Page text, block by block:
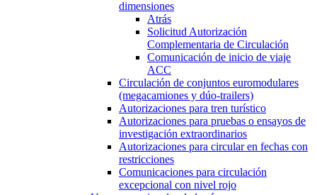
dimensiones
Atrás
Solicitud Autorización
Complementaria de Circulación
Comunicación de inicio de viaje
ACC
Circulación de conjuntos euromodulares
(megacamiones y dúo-trailers)
Autorizaciones para tren turístico
Autorizaciones para pruebas o ensayos de
investigación extraordinarios
Autorizaciones para circular en fechas con
restricciones
Comunicaciones para circulación
excepcional con nivel rojo